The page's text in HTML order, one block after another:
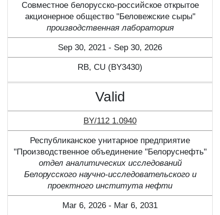
Совместное белорусско-российское открытое
акционерное общество "Беловежские сыры"
производственная лаборатория
Sep 30, 2021 - Sep 30, 2026
RB, CU (BY3430)
Valid
BY/112 1.0940
Республиканское унитарное предприятие
"Производственное объединение "Белоруснефть"
отдел аналитических исследований
Белорусского научно-исследовательского и
проектного института нефти
Mar 6, 2026 - Mar 6, 2031